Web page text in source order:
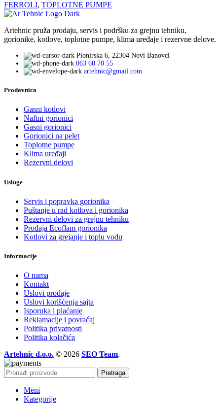
FERROLI, TOPLOTNE PUMPE
Artehnic pruža prodaju, servis i podršku za grejnu tehniku,
gorionike, kotlove, toplotne pumpe, klima uređaje i rezervne delove.
Pionirska 6, 22304 Novi Banovci
063 60 70 55
artehnic@gmail.com
Prodavnica
Gasni kotlovi
Naftni gorionici
Gasni gorionici
Gorionici na pelet
Toplotne pumpe
Klima uređaji
Rezervni delovi
Usluge
Servis i popravka gorionika
Puštanje u rad kotlova i gorionika
Rezervni delovi za grejnu tehniku
Prodaja Ecoflam gorionika
Kotlovi za grejanje i toplu vodu
Informacije
O nama
Kontakt
Uslovi prodaje
Uslovi korišćenja sajta
Isporuka i plaćanje
Reklamacije i povraćaj
Politika privatnosti
Politika kolačića
Artehnic d.o.o. © 2026 SEO Team.
Pretraga
Meni
Kategorije